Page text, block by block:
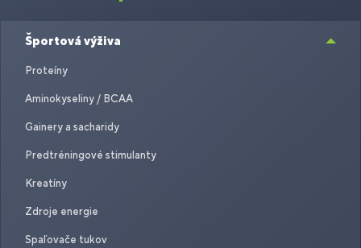
Športová výživa
Proteíny
Aminokyseliny / BCAA
Gainery a sacharidy
Predtréningové stimulanty
Kreatíny
Zdroje energie
Spaľovače tukov